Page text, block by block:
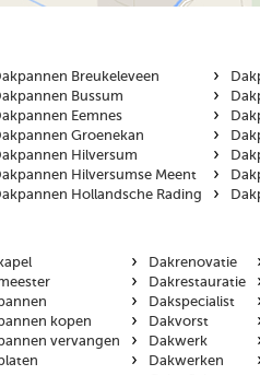
Breukeleveen
Bussum
Eemnes
Groenekan
Hilversum
Hilversumse Meent
Hollandsche Rading
›
›
›
›
›
›
›
kopen
vervangen
› Dakrenovatie
› Dakrestauratie
› Dakspecialist
› Dakvorst
› Dakwerk
› Dakwerken